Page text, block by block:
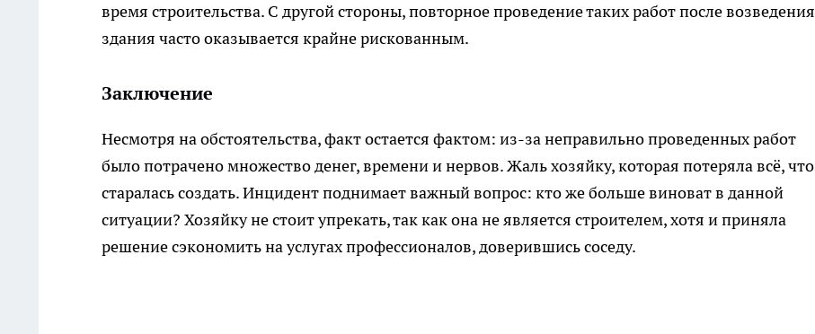
время строительства. С другой стороны, повторное проведение таких работ после возведения
здания часто оказывается крайне рискованным.
Заключение
Несмотря на обстоятельства, факт остается фактом: из-за неправильно проведенных работ
было потрачено множество денег, времени и нервов. Жаль хозяйку, которая потеряла всё, что
старалась создать. Инцидент поднимает важный вопрос: кто же больше виноват в данной
ситуации? Хозяйку не стоит упрекать, так как она не является строителем, хотя и приняла
решение сэкономить на услугах профессионалов, доверившись соседу.